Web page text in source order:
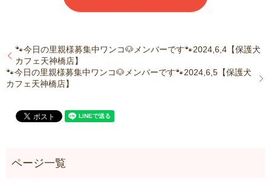
🐾今日の里親様募集中ワンコ🐶メンバーです🐾2024,6,4【保護犬
カフェ天神橋店】
🐾今日の里親様募集中ワンコ🐶メンバーです🐾2024,6,5【保護犬
カフェ天神橋店】